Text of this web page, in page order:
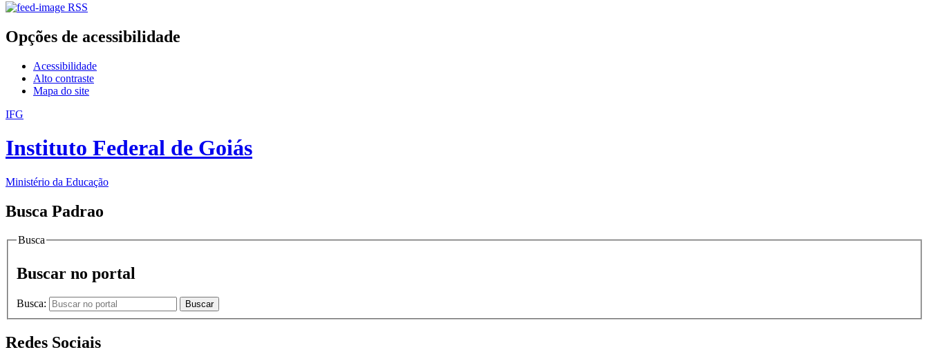
RSS
Opções de acessibilidade
Acessibilidade
Alto contraste
Mapa do site
IFG
Instituto Federal de Goiás
Ministério da Educação
Busca Padrao
Busca
Buscar no portal
Busca: Buscar
Redes Sociais